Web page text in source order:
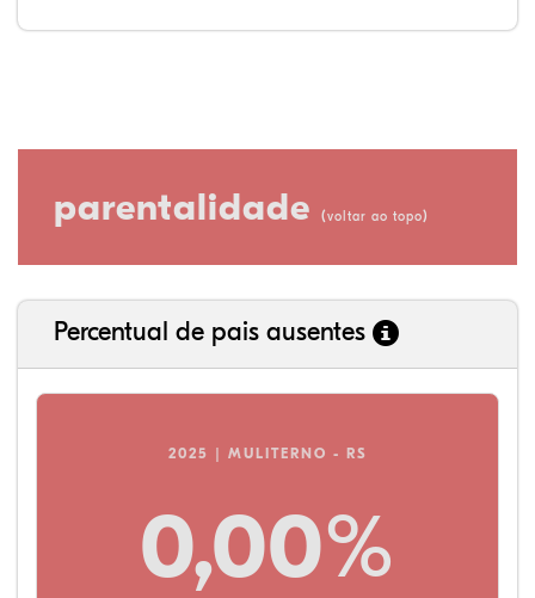
parentalidade (voltar ao topo)
Percentual de pais ausentes
2025 | MULITERNO - RS
0,00%